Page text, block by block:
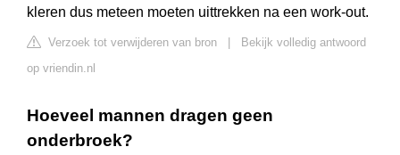
kleren dus meteen moeten uittrekken na een work-out.
Verzoek tot verwijderen van bron
Bekijk volledig antwoord
op vriendin.nl
Hoeveel mannen dragen geen
onderbroek?